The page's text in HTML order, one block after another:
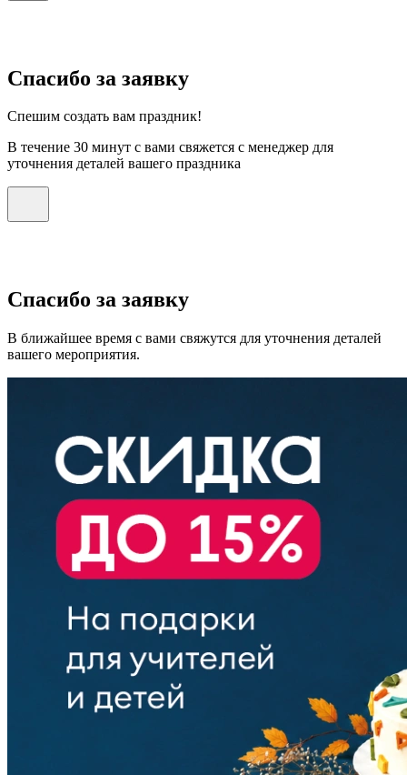
Спасибо за заявку
Спешим создать вам праздник!
В течение 30 минут с вами свяжется с менеджер для
уточнения деталей вашего праздника
Спасибо за заявку
В ближайшее время с вами свяжутся для уточнения деталей
вашего мероприятия.